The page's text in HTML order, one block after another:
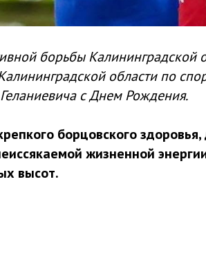
борьбы Калининградской
области по
с Днем Рождения.
борцовского
жизненной
высот.